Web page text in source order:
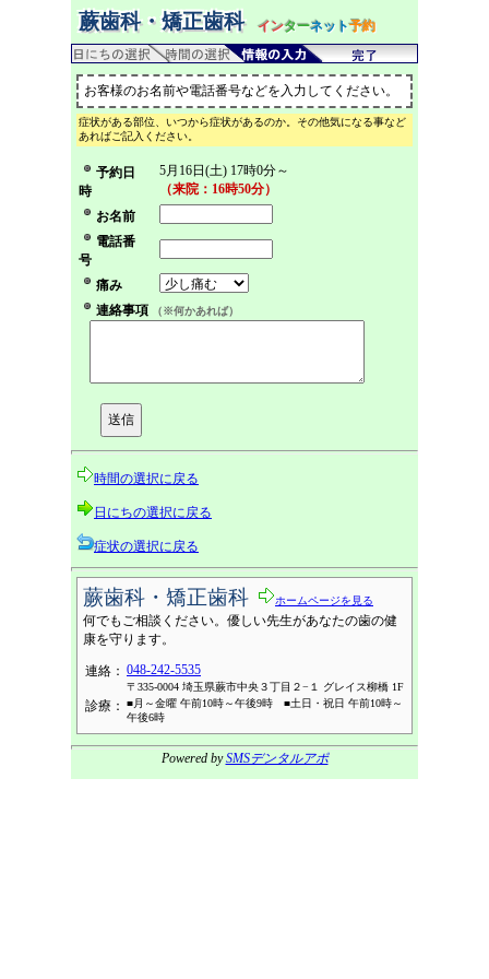
蕨歯科・矯正歯科 インターネット予約
お客様のお名前や電話番号などを入力してください。
症状がある部位、いつから症状があるのか。その他気になる事など
あればご記入ください。
予約日
時
5月16日(土) 17時0分～
（来院：16時50分）
お名前
電話番
号
痛み
連絡事項
（※何かあれば）
時間の選択に戻る
日にちの選択に戻る
症状の選択に戻る
蕨歯科・矯正歯科 ホームページを見る
何でもご相談ください。優しい先生があなたの歯の健
康を守ります。
連絡： 048-242-5535
〒335-0004 埼玉県蕨市中央３丁目２−１ グレイス柳橋 1F
診療：
■月～金曜 午前10時～午後9時 ■土日・祝日 午前10時～
午後6時
Powered bySMSデンタルアポ